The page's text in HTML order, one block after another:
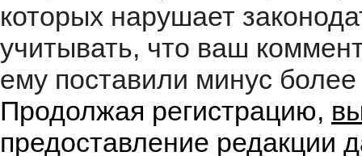
которых нарушает
учитывать, что ваш
ему поставили минус
Продолжая регистрацию,
предоставление редакции